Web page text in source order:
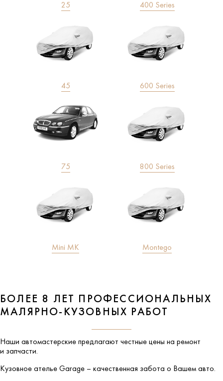
25 400 Series
45 600 Series
75 800 Series
Mini MK Montego
БОЛЕЕ 8 ЛЕТ ПРОФЕССИОНАЛЬНЫХ
МАЛЯРНО-КУЗОВНЫХ РАБОТ
Наши автомастерские предлагают честные цены на ремонт
и запчасти.
Кузовное ателье Garage – качественная забота о Вашем авто.